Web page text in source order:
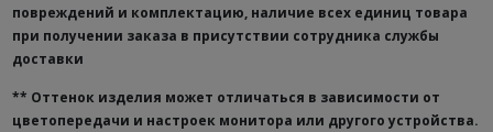
повреждений и комплектацию, наличие всех единиц товара
при получении заказа в присутствии сотрудника службы
доставки
** Оттенок изделия может отличаться в зависимости от
цветопередачи и настроек монитора или другого устройства.